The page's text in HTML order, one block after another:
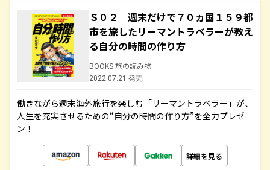
Ｓ０２ 週末だけで７０ヵ国１５９都
市を旅したリーマントラベラーが教え
る自分の時間の作り方
BOOKS 旅の読み物
2022.07.21 発売
働きながら週末海外旅行を楽しむ「リーマントラベラー」が、
人生を充実させるための“自分の時間の作り方”を全力プレゼ
ン！
詳細を見る